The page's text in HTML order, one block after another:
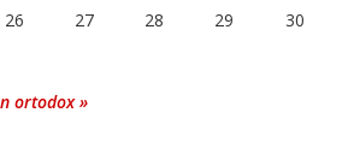
26 27 28 29
30
ortodox »